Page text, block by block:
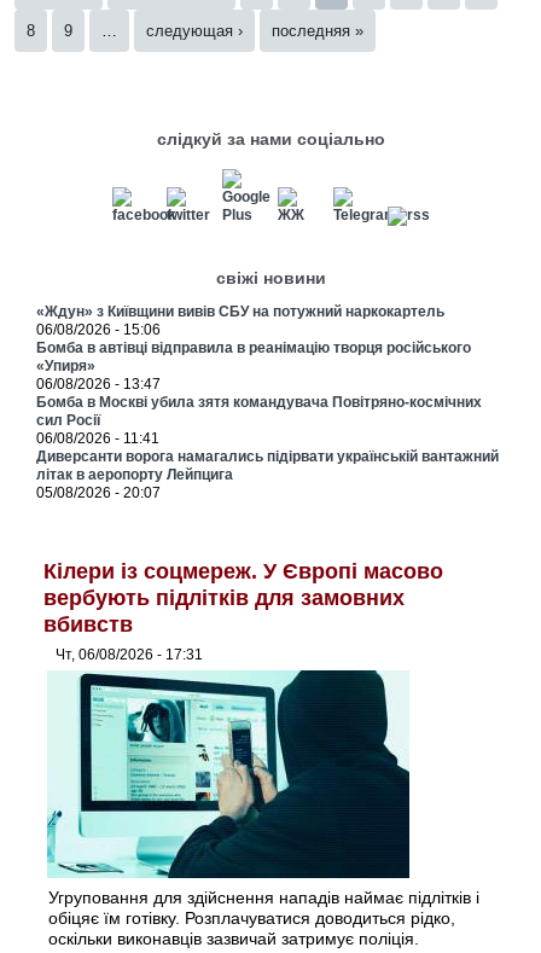
8 9 … следующая › последняя »
слідкуй за нами соціально
свіжі новини
«Ждун» з Київщини вивів СБУ на потужний наркокартель
06/08/2026 - 15:06
Бомба в автівці відправила в реанімацію творця російського
«Упиря»
06/08/2026 - 13:47
Бомба в Москві убила зятя командувача Повітряно-космічних
сил Росії
06/08/2026 - 11:41
Диверсанти ворога намагались підірвати українській вантажний
літак в аеропорту Лейпцига
05/08/2026 - 20:07
Кілери із соцмереж. У Європі масово
вербують підлітків для замовних
вбивств
Чт, 06/08/2026 - 17:31
Угруповання для здійснення нападів наймає підлітків і
обіцяє їм готівку. Розплачуватися доводиться рідко,
оскільки виконавців зазвичай затримує поліція.